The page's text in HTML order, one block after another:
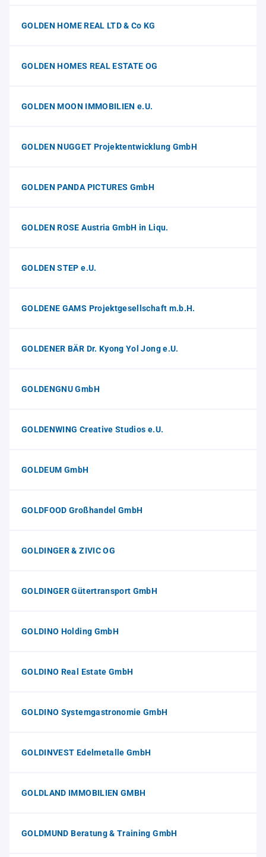
GOLDEN HOME REAL LTD & Co KG
GOLDEN HOMES REAL ESTATE OG
GOLDEN MOON IMMOBILIEN e.U.
GOLDEN NUGGET Projektentwicklung GmbH
GOLDEN PANDA PICTURES GmbH
GOLDEN ROSE Austria GmbH in Liqu.
GOLDEN STEP e.U.
GOLDENE GAMS Projektgesellschaft m.b.H.
GOLDENER BÄR Dr. Kyong Yol Jong e.U.
GOLDENGNU GmbH
GOLDENWING Creative Studios e.U.
GOLDEUM GmbH
GOLDFOOD Großhandel GmbH
GOLDINGER & ZIVIC OG
GOLDINGER Gütertransport GmbH
GOLDINO Holding GmbH
GOLDINO Real Estate GmbH
GOLDINO Systemgastronomie GmbH
GOLDINVEST Edelmetalle GmbH
GOLDLAND IMMOBILIEN GMBH
GOLDMUND Beratung & Training GmbH